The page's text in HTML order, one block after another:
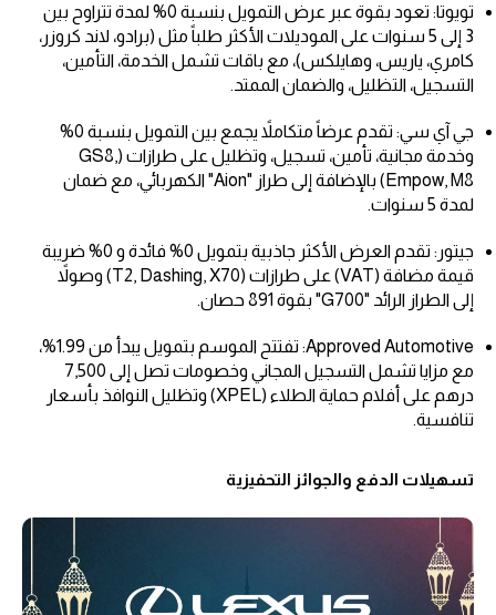
تويوتا: تعود بقوة عبر عرض التمويل بنسبة 0% لمدة تتراوح بين
3 إلى 5 سنوات على الموديلات الأكثر طلباً مثل (برادو، لاند كروزر،
كامري، ياريس، وهايلكس)، مع باقات تشمل الخدمة، التأمين،
التسجيل، التظليل، والضمان الممتد.
جي آي سي: تقدم عرضاً متكاملاً يجمع بين التمويل بنسبة 0%
وخدمة مجانية، تأمين، تسجيل، وتظليل على طرازات (GS8,
Empow, M8) بالإضافة إلى طراز "Aion" الكهربائي، مع ضمان
لمدة 5 سنوات.
جيتور: تقدم العرض الأكثر جاذبية بتمويل 0% فائدة و 0% ضريبة
قيمة مضافة (VAT) على طرازات (T2, Dashing, X70) وصولاً
إلى الطراز الرائد "G700" بقوة 891 حصان.
Approved Automotive: تفتتح الموسم بتمويل يبدأ من 1.99%،
مع مزايا تشمل التسجيل المجاني وخصومات تصل إلى 7,500
درهم على أفلام حماية الطلاء (XPEL) وتظليل النوافذ بأسعار
تنافسية.
تسهيلات الدفع والجوائز التحفيزية